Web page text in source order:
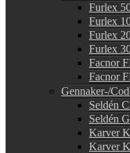
Furlex
Furlex
Furlex
Furlex
Facnor
Facnor
Gennaker-/
Seldén
Seldén
Karver
Karver